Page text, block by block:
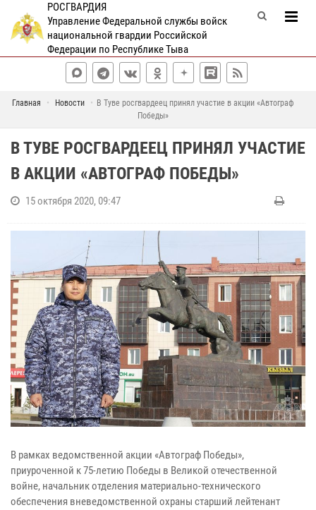
РОСГВАРДИЯ
Управление Федеральной службы войск
национальной гвардии Российской
Федерации по Республике Тыва
Главная Новости
В Туве росгвардеец принял участие в акции «Автограф
Победы»
В ТУВЕ РОСГВАРДЕЕЦ ПРИНЯЛ УЧАСТИЕ
В АКЦИИ «АВТОГРАФ ПОБЕДЫ»
15 октября 2020, 09:47
В рамках ведомственной акции «Автограф Победы»,
приуроченной к 75-летию Победы в Великой отечественной
войне, начальник отделения материально-технического
обеспечения вневедомственной охраны старший лейтенант